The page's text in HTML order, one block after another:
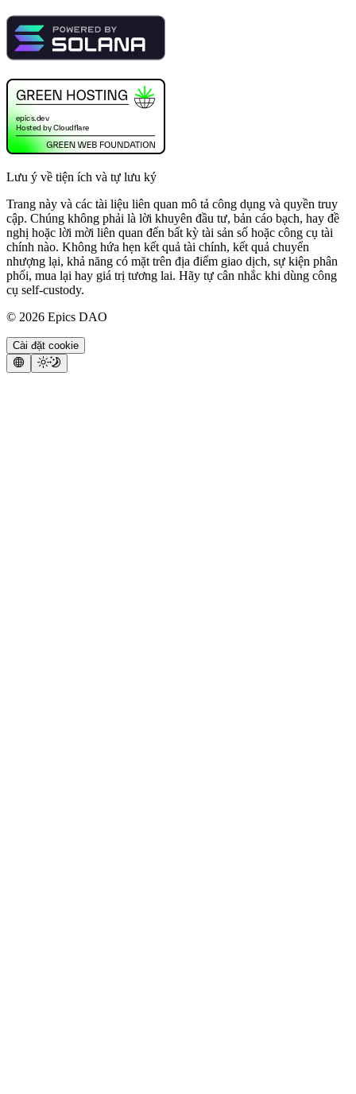
Lưu ý về tiện ích và tự lưu ký
Trang này và các tài liệu liên quan mô tả công dụng và quyền truy
cập. Chúng không phải là lời khuyên đầu tư, bản cáo bạch, hay đề
nghị hoặc lời mời liên quan đến bất kỳ tài sản số hoặc công cụ tài
chính nào. Không hứa hẹn kết quả tài chính, kết quả chuyển
nhượng lại, khả năng có mặt trên địa điểm giao dịch, sự kiện phân
phối, mua lại hay giá trị tương lai. Hãy tự cân nhắc khi dùng công
cụ self-custody.
© 2026 Epics DAO
Cài đặt cookie